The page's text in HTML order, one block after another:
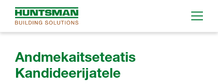
Andmekaitseteatis
Kandideerijatele